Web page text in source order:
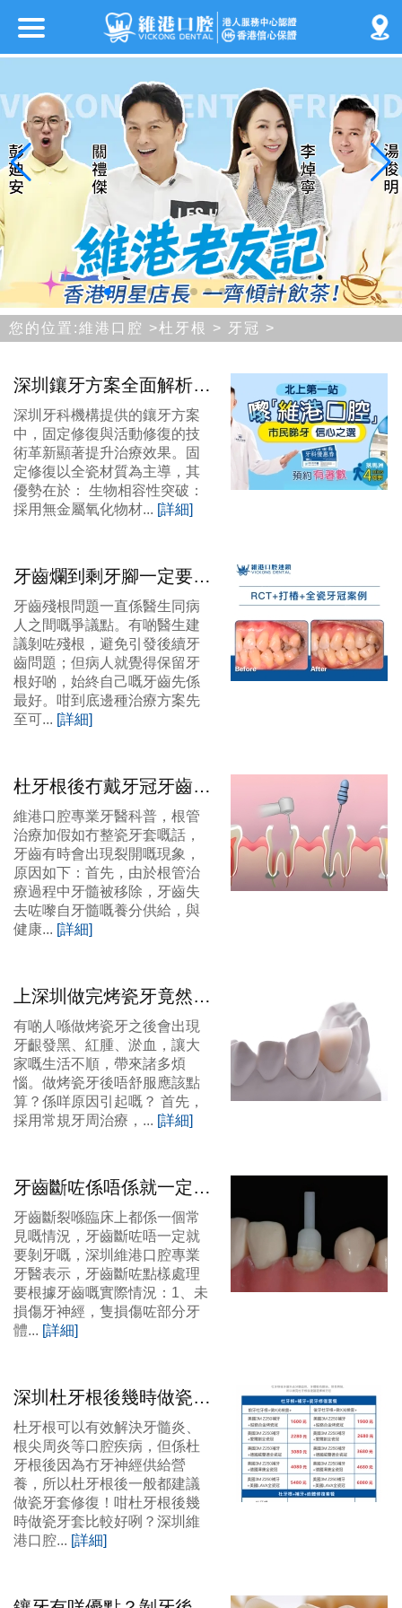
您的位置:維港口腔 >杜牙根 > 牙冠 >
深圳鑲牙方案全面解析：
固定修復與活動修復的科
學選擇
深圳牙科機構提供的鑲牙方案
中，固定修復與活動修復的技
術革新顯著提升治療效果。固
定修復以全瓷材質為主導，其
優勢在於： 生物相容性突破：
採用無金屬氧化物材... [詳細]
牙齒爛到剩牙腳一定要剝
牙？維港口腔杜牙根+打
牙樁係咩？殘根去留全解
析！
牙齒殘根問題一直係醫生同病
人之間嘅爭議點。有啲醫生建
議剝咗殘根，避免引發後續牙
齒問題；但病人就覺得保留牙
根好啲，始終自己嘅牙齒先係
最好。咁到底邊種治療方案先
至可... [詳細]
杜牙根後冇戴牙冠牙齒裂
咗點算？維港口腔福田口
岸分院杜牙根幾錢？
維港口腔專業牙醫科普，根管
治療加假如冇整瓷牙套嘅話，
牙齒有時會出現裂開嘅現象，
原因如下：首先，由於根管治
療過程中牙髓被移除，牙齒失
去咗嚟自牙髓嘅養分供給，與
健康... [詳細]
上深圳做完烤瓷牙竟然唔
舒服係咩原因？深圳瓷牙
套好介紹
有啲人喺做烤瓷牙之後會出現
牙齦發黑、紅腫、淤血，讓大
家嘅生活不順，帶來諸多煩
惱。做烤瓷牙後唔舒服應該點
算？係咩原因引起嘅？ 首先，
採用常規牙周治療，... [詳細]
牙齒斷咗係唔係就一定要
剝牙？維港口腔杜牙根幾
錢？
牙齒斷裂喺臨床上都係一個常
見嘅情況，牙齒斷咗唔一定就
要剝牙嘅，深圳維港口腔專業
牙醫表示，牙齒斷咗點樣處理
要根據牙齒嘅實際情況：1、未
損傷牙神經，隻損傷咗部分牙
體... [詳細]
深圳杜牙根後幾時做瓷牙
套比較好？深圳杜牙根加
瓷牙套幾錢？
杜牙根可以有效解決牙髓炎、
根尖周炎等口腔疾病，但係杜
牙根後因為冇牙神經供給營
養，所以杜牙根後一般都建議
做瓷牙套修復！咁杜牙根後幾
時做瓷牙套比較好咧？深圳維
港口腔... [詳細]